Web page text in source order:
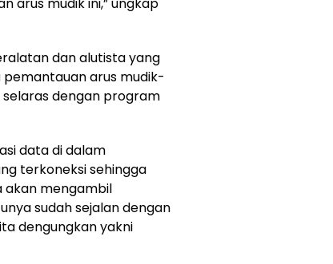
arus mudik ini,” ungkap
dan alutista yang
arus mudik-
selaras dengan program
data di dalam
terkoneksi sehingga
akan mengambil
sudah sejalan dengan
dengungkan yakni